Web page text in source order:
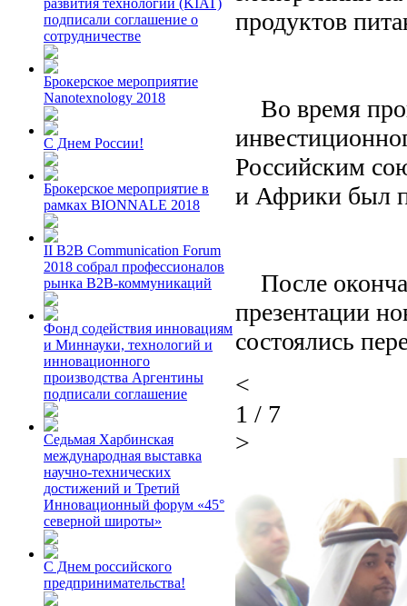
развития технологий (KIAT)
подписали соглашение о
сотрудничестве
Брокерское мероприятие
Nanotexnology 2018
С Днем России!
Брокерское мероприятие в
рамках BIONNALE 2018
II B2B Communication Forum
2018 собрал профессионалов
рынка B2B-коммуникаций
Фонд содействия инновациям
и Миннауки, технологий и
инновационного
производства Аргентины
подписали соглашение
Седьмая Харбинская
международная выставка
научно-технических
достижений и Третий
Инновационный форум «45°
северной широты»
С Днем российского
предпринимательства!
продуктов
Во время
Российским
и Африки был
После
презентации
состоялись
<
1 / 7
>